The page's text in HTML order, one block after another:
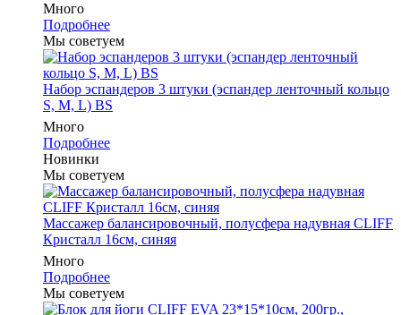
Много
Подробнее
Мы советуем
Набор эспандеров 3 штуки (эспандер ленточный кольцо
S, M, L) BS
Много
Подробнее
Новинки
Мы советуем
Массажер балансировочный, полусфера надувная CLIFF
Кристалл 16см, синяя
Много
Подробнее
Мы советуем